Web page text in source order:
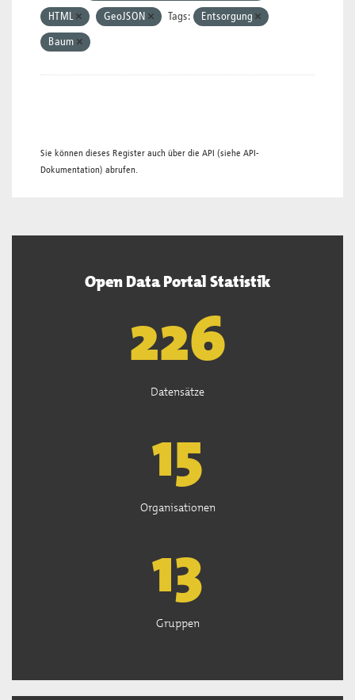
HTML GeoJSON Tags: Entsorgung
Baum
Sie können dieses Register auch über die API (siehe API-
Dokumentation) abrufen.
Open Data Portal Statistik
226
Datensätze
15
Organisationen
13
Gruppen